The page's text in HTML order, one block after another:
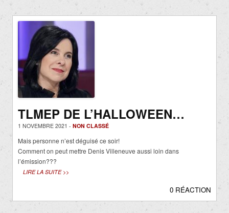
TLMEP DE L’HALLOWEEN…
1 NOVEMBRE 2021 - NON CLASSÉ
Mais personne n’est déguisé ce soir!
Comment on peut mettre Denis Villeneuve aussi loin dans
l’émission???
LIRE LA SUITE >>
0 RÉACTION